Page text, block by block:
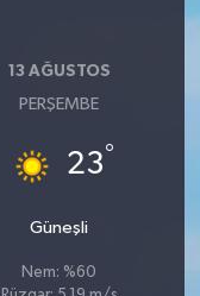
13 AĞUSTOS
PERŞEMBE
23°
Güneşli
Nem: %60